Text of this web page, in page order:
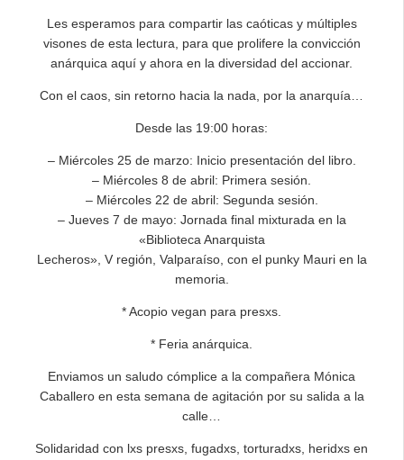
Les esperamos para compartir las caóticas y múltiples
visones de esta lectura, para que prolifere la convicción
anárquica aquí y ahora en la diversidad del accionar.
Con el caos, sin retorno hacia la nada, por la anarquía…
Desde las 19:00 horas:
– Miércoles 25 de marzo: Inicio presentación del libro.
– Miércoles 8 de abril: Primera sesión.
– Miércoles 22 de abril: Segunda sesión.
– Jueves 7 de mayo: Jornada final mixturada en la
«Biblioteca Anarquista
Lecheros», V región, Valparaíso, con el punky Mauri en la
memoria.
* Acopio vegan para presxs.
* Feria anárquica.
Enviamos un saludo cómplice a la compañera Mónica
Caballero en esta semana de agitación por su salida a la
calle…
Solidaridad con lxs presxs, fugadxs, torturadxs, heridxs en